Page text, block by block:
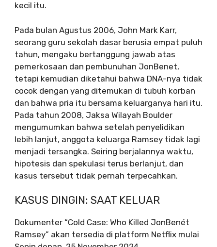
kecil itu.
Pada bulan Agustus 2006, John Mark Karr,
seorang guru sekolah dasar berusia empat puluh
tahun, mengaku bertanggung jawab atas
pemerkosaan dan pembunuhan JonBenet,
tetapi kemudian diketahui bahwa DNA-nya tidak
cocok dengan yang ditemukan di tubuh korban
dan bahwa pria itu bersama keluarganya hari itu.
Pada tahun 2008, Jaksa Wilayah Boulder
mengumumkan bahwa setelah penyelidikan
lebih lanjut, anggota keluarga Ramsey tidak lagi
menjadi tersangka. Seiring berjalannya waktu,
hipotesis dan spekulasi terus berlanjut, dan
kasus tersebut tidak pernah terpecahkan.
KASUS DINGIN: SAAT KELUAR
Dokumenter “Cold Case: Who Killed JonBenét
Ramsey” akan tersedia di platform Netflix mulai